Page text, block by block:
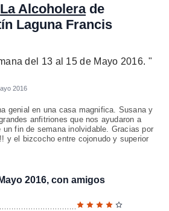
La Alcoholerade
Laguna Francis
del 13 al 15 de Mayo 2016. "
2016
genial en una casa magnifica. Susana y
anfitriones que nos ayudaron a
un fin de semana inolvidable. Gracias por
y el bizcocho entre cojonudo y superior
Mayo 2016, con amigos